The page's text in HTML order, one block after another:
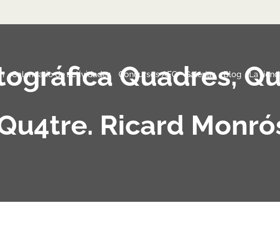
Calendario de actividades Concursos AFC Galerías Blog La
Quadres,
Ricard